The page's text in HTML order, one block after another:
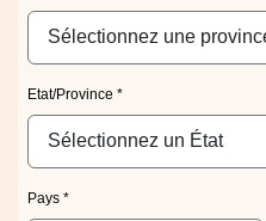
Etat/Province
Pays